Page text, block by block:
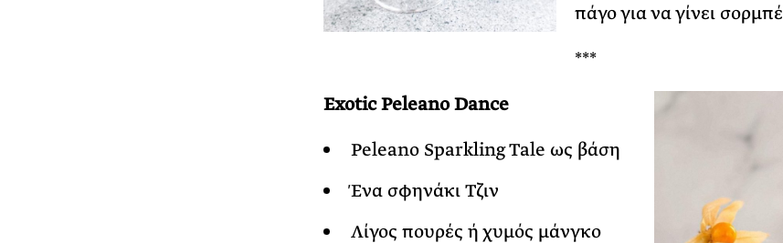
πάγο για να γίνει σορμπέ
***
Exotic Peleano Dance
Peleano Sparkling Tale ως βάση
Ένα σφηνάκι Tζιν
Λίγος πουρές ή χυμός μάνγκο